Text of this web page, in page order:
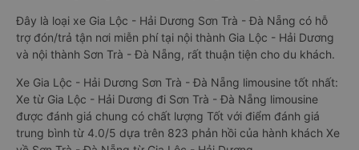
Đây là loại xe Gia Lộc - Hải Dương Sơn Trà - Đà Nẵng có hỗ
trợ đón/trả tận nơi miễn phí tại nội thành Gia Lộc - Hải Dương
và nội thành Sơn Trà - Đà Nẵng, rất thuận tiện cho du khách.
Xe Gia Lộc - Hải Dương Sơn Trà - Đà Nẵng limousine tốt nhất:
Xe từ Gia Lộc - Hải Dương đi Sơn Trà - Đà Nẵng limousine
được đánh giá chung có chất lượng Tốt với điểm đánh giá
trung bình từ 4.0/5 dựa trên 823 phản hồi của hành khách Xe